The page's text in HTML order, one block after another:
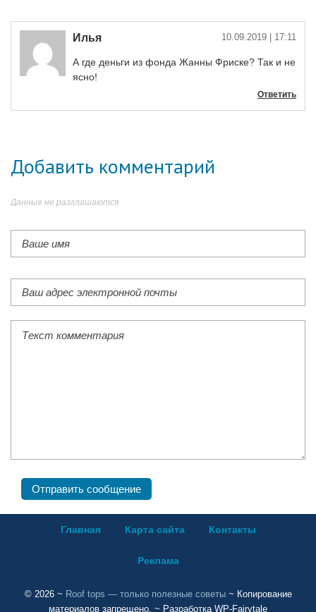
Илья 10.09.2019 | 17:11
А где деньги из фонда Жанны Фриске? Так и не
ясно!
Ответить
Добавить комментарий
Данные не разглашаются
Главная Карта сайта Контакты
Реклама
© 2026~ Roof tops — только полезные советы~ Копирование
материалов запрещено. ~ Разработка WP-Fairytale